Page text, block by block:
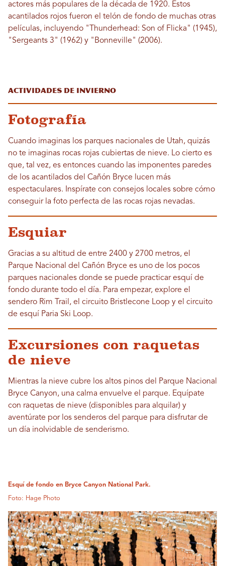
actores más populares de la década de 1920. Estos
acantilados rojos fueron el telón de fondo de muchas otras
películas, incluyendo "Thunderhead: Son of Flicka" (1945),
"Sergeants 3" (1962) y "Bonneville" (2006).
Actividades de invierno
Fotografía
Cuando imaginas los parques nacionales de Utah, quizás
no te imaginas rocas rojas cubiertas de nieve. Lo cierto es
que, tal vez, es entonces cuando las imponentes paredes
de los acantilados del Cañón Bryce lucen más
espectaculares. Inspírate con consejos locales sobre cómo
conseguir la foto perfecta de las rocas rojas nevadas.
Esquiar
Gracias a su altitud de entre 2400 y 2700 metros, el
Parque Nacional del Cañón Bryce es uno de los pocos
parques nacionales donde se puede practicar esquí de
fondo durante todo el día. Para empezar, explore el
sendero Rim Trail, el circuito Bristlecone Loop y el circuito
de esquí Paria Ski Loop.
Excursiones con raquetas
de nieve
Mientras la nieve cubre los altos pinos del Parque Nacional
Bryce Canyon, una calma envuelve el parque. Equípate
con raquetas de nieve (disponibles para alquilar) y
aventúrate por los senderos del parque para disfrutar de
un día inolvidable de senderismo.
Esquí de fondo en Bryce Canyon National Park.
Foto: Hage Photo